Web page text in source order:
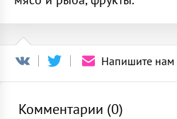
Напишите нам
Комментарии (0)